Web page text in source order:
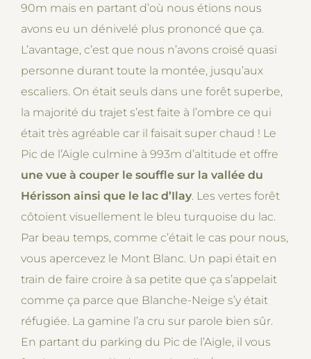
90m mais en partant d’où nous étions nous
avons eu un dénivelé plus prononcé que ça.
L’avantage, c’est que nous n’avons croisé quasi
personne durant toute la montée, jusqu’aux
escaliers. On était seuls dans une forêt superbe,
la majorité du trajet s’est faite à l’ombre ce qui
était très agréable car il faisait super chaud ! Le
Pic de l’Aigle culmine à 993m d’altitude et offre
une vue à couper le souffle sur la vallée du
Hérisson ainsi que le lac d’Ilay. Les vertes forêt
côtoient visuellement le bleu turquoise du lac.
Par beau temps, comme c’était le cas pour nous,
vous apercevez le Mont Blanc. Un papi était en
train de faire croire à sa petite que ça s’appelait
comme ça parce que Blanche-Neige s’y était
réfugiée. La gamine l’a cru sur parole bien sûr.
En partant du parking du Pic de l’Aigle, il vous